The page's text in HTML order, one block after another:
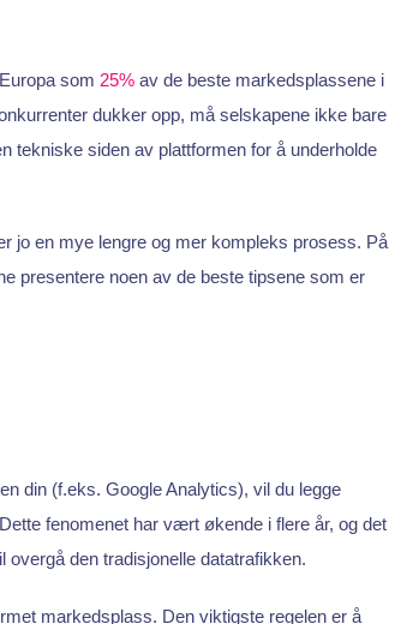
som 25%av de beste markedsplassene i
dukker opp, må selskapene ikke bare
tekniske siden av plattformen for å underholde
jo en mye lengre og mer kompleks prosess. På
presentere noen av de beste tipsene som er
din (f.eks. Google Analytics), vil du legge
fenomenet har vært økende i flere år, og det
den tradisjonelle datatrafikken.
markedsplass. Den viktigste regelen er å